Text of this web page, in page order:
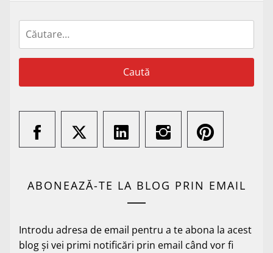
Caută
după:
ABONEAZĂ-TE LA BLOG PRIN EMAIL
Introdu adresa de email pentru a te abona la acest
blog și vei primi notificări prin email când vor fi